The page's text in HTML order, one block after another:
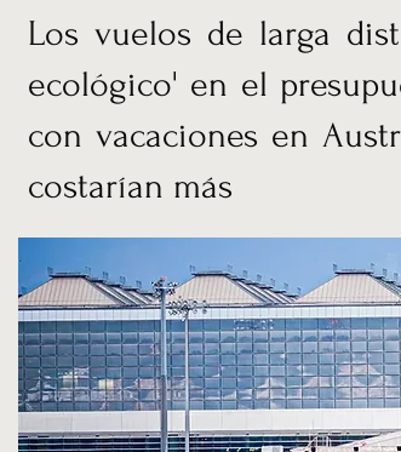
Los vuelos de larga
ecológico' en el
con vacaciones en
costarían más